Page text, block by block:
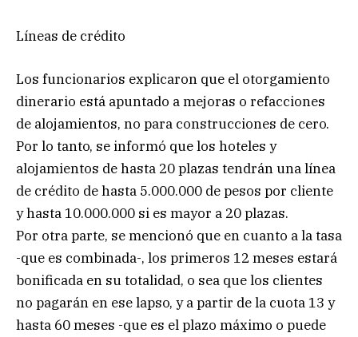
Líneas de crédito
Los funcionarios explicaron que el otorgamiento
dinerario está apuntado a mejoras o refacciones
de alojamientos, no para construcciones de cero.
Por lo tanto, se informó que los hoteles y
alojamientos de hasta 20 plazas tendrán una línea
de crédito de hasta 5.000.000 de pesos por cliente
y hasta 10.000.000 si es mayor a 20 plazas.
Por otra parte, se mencionó que en cuanto a la tasa
-que es combinada-, los primeros 12 meses estará
bonificada en su totalidad, o sea que los clientes
no pagarán en ese lapso, y a partir de la cuota 13 y
hasta 60 meses -que es el plazo máximo o puede